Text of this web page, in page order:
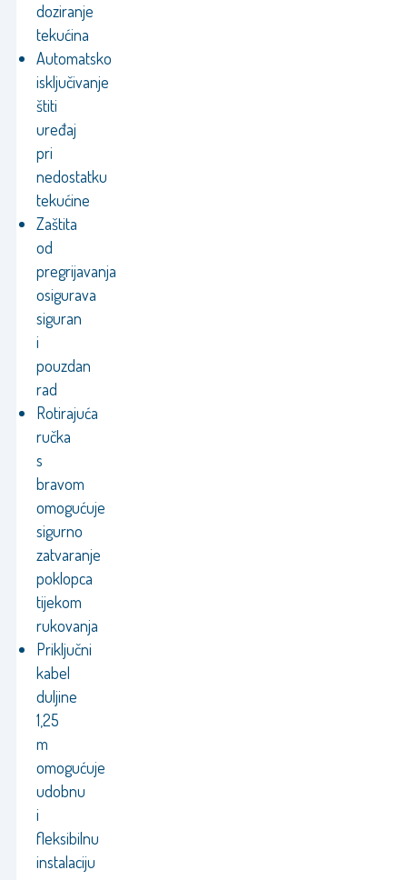
doziranje
tekućina
Automatsko
isključivanje
štiti
uređaj
pri
nedostatku
tekućine
Zaštita
od
pregrijavanja
osigurava
siguran
i
pouzdan
rad
Rotirajuća
ručka
s
bravom
omogućuje
sigurno
zatvaranje
poklopca
tijekom
rukovanja
Priključni
kabel
duljine
1,25
m
omogućuje
udobnu
i
fleksibilnu
instalaciju